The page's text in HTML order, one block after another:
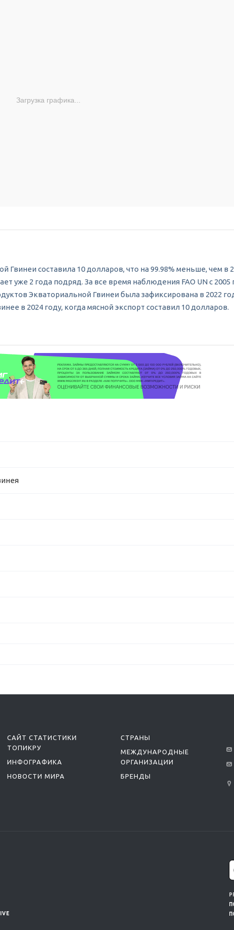
Загрузка графика...
Гвинеи составила 10 долларов, что на 99.98% меньше, чем в
уже 2 года подряд. За все время наблюдения FAO UN с
Экваториальной Гвинеи была зафиксирована в 2022
в 2024 году, когда мясной экспорт составил 10 долларов.
САЙТ СТАТИСТИКИ
ТОПИКРУ
ИНФОГРАФИКА
НОВОСТИ МИРА
СТРАНЫ
МЕЖДУНАРОДНЫЕ
ОРГАНИЗАЦИИ
БРЕНДЫ